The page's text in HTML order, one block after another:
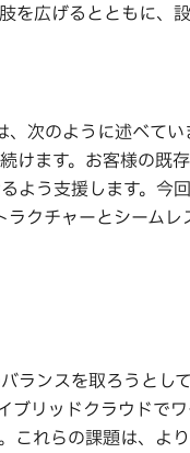
を広げるとともに、
次のように述べて
けます。お客様の既
よう支援します。今
クチャーとシームレ
ランスを取ろうとし
ブリッドクラウドで
これらの課題は、よ